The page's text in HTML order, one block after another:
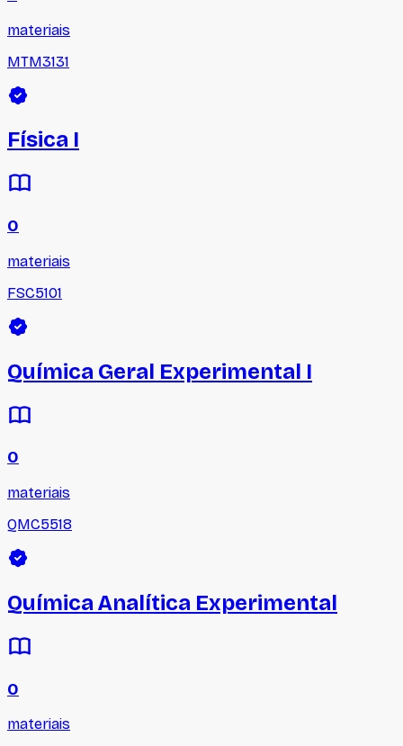
materiais
MTM3131
Física I
0
materiais
FSC5101
Química Geral Experimental I
0
materiais
QMC5518
Química Analítica Experimental
0
materiais